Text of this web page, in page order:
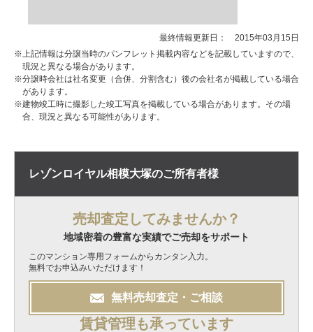
最終情報更新日： 2015年03月15日
※上記情報は分譲当時のパンフレット掲載内容などを記載していますので、
現況と異なる場合があります。
※分譲時会社は社名変更（合併、分割含む）後の会社名が掲載している場合
があります。
※建物竣工時に撮影した竣工写真を掲載している場合があります。その場
合、現況と異なる可能性があります。
レゾンロイヤル相模大塚のご所有者様
売却査定してみませんか？
地域密着の豊富な実績でご売却をサポート
このマンション専用フォームからカンタン入力。
無料でお申込みいただけます！
無料売却査定・ご相談
賃貸管理も承っています